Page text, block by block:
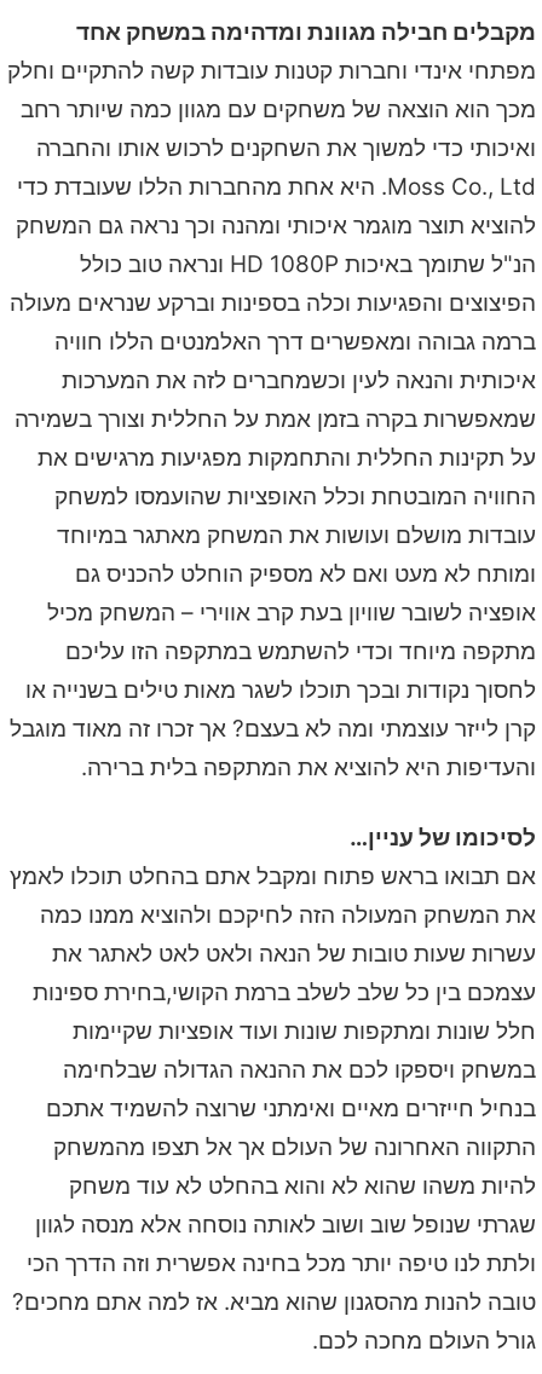
מקבלים חבילה מגוונת ומדהימה במשחק אחד
מפתחי אינדי וחברות קטנות עובדות קשה להתקיים וחלק
מכך הוא הוצאה של משחקים עם מגוון כמה שיותר רחב
ואיכותי כדי למשוך את השחקנים לרכוש אותו והחברה
Moss Co., Ltd. היא אחת מהחברות הללו שעובדת כדי
להוציא תוצר מוגמר איכותי ומהנה וכך נראה גם המשחק
הנ"ל שתומך באיכות HD 1080P ונראה טוב כולל
הפיצוצים והפגיעות וכלה בספינות וברקע שנראים מעולה
ברמה גבוהה ומאפשרים דרך האלמנטים הללו חוויה
איכותית והנאה לעין וכשמחברים לזה את המערכות
שמאפשרות בקרה בזמן אמת על החללית וצורך בשמירה
על תקינות החללית והתחמקות מפגיעות מרגישים את
החוויה המובטחת וכלל האופציות שהועמסו למשחק
עובדות מושלם ועושות את המשחק מאתגר במיוחד
ומותח לא מעט ואם לא מספיק הוחלט להכניס גם
אופציה לשובר שוויון בעת קרב אווירי – המשחק מכיל
מתקפה מיוחד וכדי להשתמש במתקפה הזו עליכם
לחסוך נקודות ובכך תוכלו לשגר מאות טילים בשנייה או
קרן לייזר עוצמתי ומה לא בעצם? אך זכרו זה מאוד מוגבל
והעדיפות היא להוציא את המתקפה בלית ברירה.
לסיכומו של עניין…
אם תבואו בראש פתוח ומקבל אתם בהחלט תוכלו לאמץ
את המשחק המעולה הזה לחיקכם ולהוציא ממנו כמה
עשרות שעות טובות של הנאה ולאט לאט לאתגר את
עצמכם בין כל שלב לשלב ברמת הקושי,בחירת ספינות
חלל שונות ומתקפות שונות ועוד אופציות שקיימות
במשחק ויספקו לכם את ההנאה הגדולה שבלחימה
בנחיל חייזרים מאיים ואימתני שרוצה להשמיד אתכם
התקווה האחרונה של העולם אך אל תצפו מהמשחק
להיות משהו שהוא לא והוא בהחלט לא עוד משחק
שגרתי שנופל שוב ושוב לאותה נוסחה אלא מנסה לגוון
ולתת לנו טיפה יותר מכל בחינה אפשרית וזה הדרך הכי
טובה להנות מהסגנון שהוא מביא. אז למה אתם מחכים?
גורל העולם מחכה לכם.